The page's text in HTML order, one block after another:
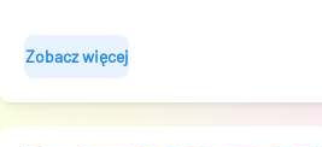
Zobacz więcej